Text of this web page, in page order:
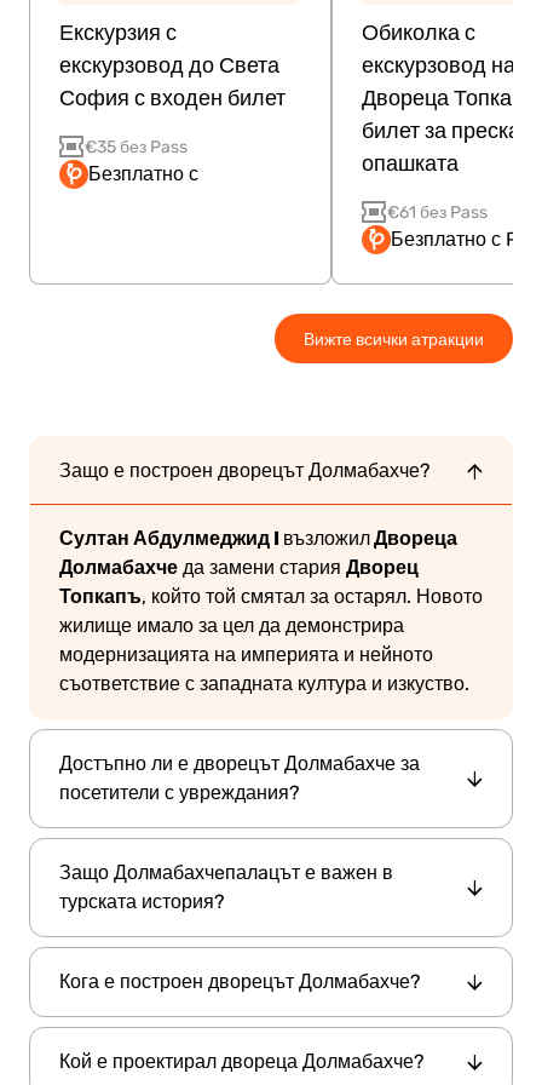
Екскурзия с
екскурзовод до Света
София с входен билет
€35 без Pass
Безплатно с
Обиколка с
екскурзовод на
Двореца Топкапъ
билет за
опашката
€61 без Pass
Безплатно с
Вижте всички атракции
Защо е построен дворецът Долмабахче?
Султан Абдулмеджид I възложилДвореца
Долмабахче да замени стария Дворец
Топкапъ, който той смятал за остарял. Новото
жилище имало за цел да демонстрира
модернизацията на империята и нейното
съответствие с западната култура и изкуство.
Достъпно ли е дворецът Долмабахче за
посетители с увреждания?
Да, много части от двореца и градините са
достъпни за ползватели на инвалидни
колички. Персоналът може да помогне на
посетителите да намерят най-добрите
достъпни маршрути през основните зали и
Защо Долмабахчeпалaцът е важен в
турската история?
Долмабахчeпалaцът
е значим не само като
последната кралска резиденция на
османските султани, но и като мястото, където
Мустафа Кемал Ататюрк , основателят на
Кога е построен дворецът Долмабахче?
Дворецът Долмабахче
е построен между
1843 и 1856 г. по време на управлението на
Кой е проектирал двореца Долмабахче?